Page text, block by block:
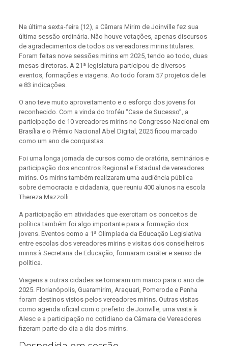
Na última sexta-feira (12), a Câmara Mirim de Joinville fez sua
última sessão ordinária. Não houve votações, apenas discursos
de agradecimentos de todos os vereadores mirins titulares.
Foram feitas nove sessões mirins em 2025, tendo ao todo, duas
mesas diretoras. A 21ª legislatura participou de diversos
eventos, formações e viagens. Ao todo foram 57 projetos de lei
e 83 indicações.
O ano teve muito aproveitamento e o esforço dos jovens foi
reconhecido. Com a vinda do troféu “Case de Sucesso”, a
participação de 10 vereadores mirins no Congresso Nacional em
Brasília e o Prêmio Nacional Abel Digital, 2025 ficou marcado
como um ano de conquistas.
Foi uma longa jornada de cursos como de oratória, seminários e
participação dos encontros Regional e Estadual de vereadores
mirins. Os mirins também realizaram uma audiência pública
sobre democracia e cidadania, que reuniu 400 alunos na escola
Thereza Mazzolli
A participação em atividades que exercitam os conceitos de
política também foi algo importante para a formação dos
jovens. Eventos como a 1ª Olimpíada da Educação Legislativa
entre escolas dos vereadores mirins e visitas dos conselheiros
mirins à Secretaria de Educação, formaram caráter e senso de
política.
Viagens a outras cidades se tornaram um marco para o ano de
2025. Florianópolis, Guaramirim, Araquari, Pomerode e Penha
foram destinos vistos pelos vereadores mirins. Outras visitas
como agenda oficial com o prefeito de Joinville, uma visita à
Alesc e a participação no cotidiano da Câmara de Vereadores
fizeram parte do dia a dia dos mirins.